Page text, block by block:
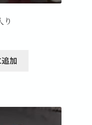
加